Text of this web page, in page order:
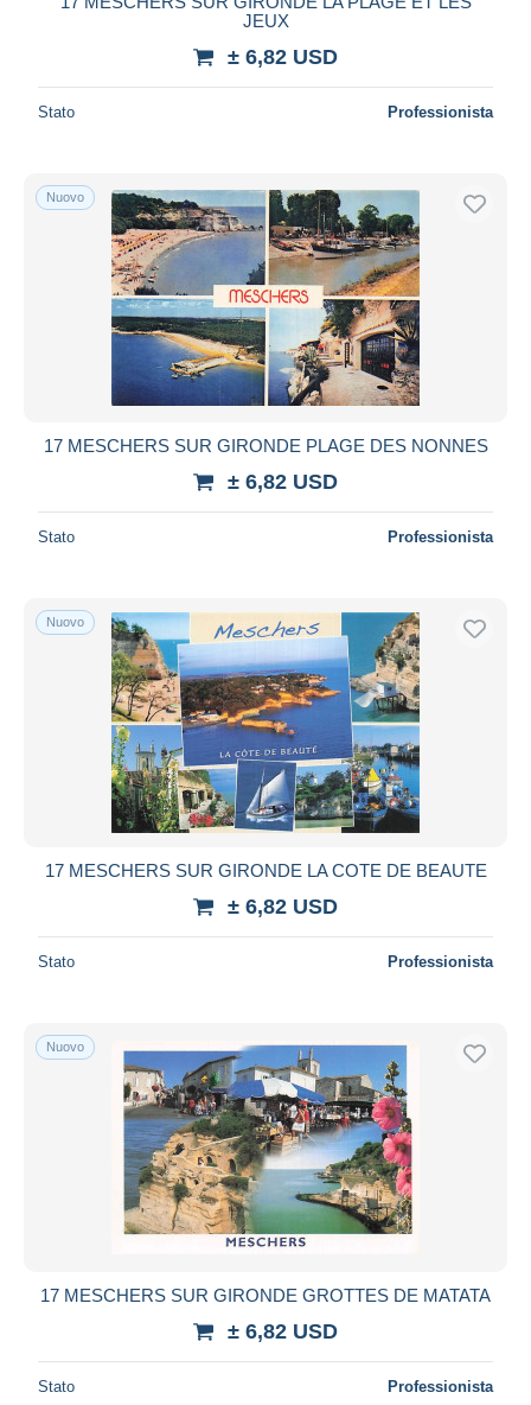
JEUX
± 6,82 USD
Stato Professionista
Nuovo
17 MESCHERS SUR GIRONDE PLAGE DES NONNES
± 6,82 USD
Stato Professionista
Nuovo
17 MESCHERS SUR GIRONDE LA COTE DE BEAUTE
± 6,82 USD
Stato Professionista
Nuovo
17 MESCHERS SUR GIRONDE GROTTES DE MATATA
± 6,82 USD
Stato Professionista